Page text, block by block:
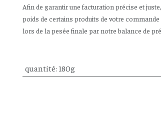
Afin de garantir une facturation précise et
poids de certains produits de votre
lors de la pesée finale par notre balance de
quantité: 180g